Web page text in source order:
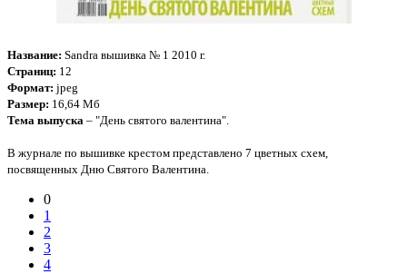
Название: Sandra вышивка № 1 2010 г.
Страниц: 12
Формат: jpeg
Размер: 16,64 Мб
Тема выпуска – "День святого валентина".
В журнале по вышивке крестом представлено 7 цветных схем,
посвященных Дню Святого Валентина.
0
1
2
3
4